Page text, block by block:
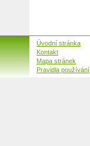
Úvodní stránka
Kontakt
Mapa stránek
Pravidla používání